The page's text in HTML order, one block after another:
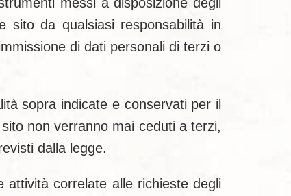
sito da qualsiasi responsabilità in
di dati personali di terzi o
sopra indicate e conservati per il
non verranno mai ceduti a terzi,
dalla legge.
correlate alle richieste degli